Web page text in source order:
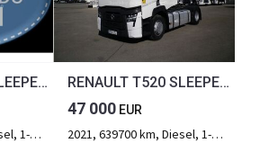
RENAULT T520 SLEEPER CAB EVO
2021, 655400 km, Diesel, 1-Achse
RENAULT T520 SLEEPER CAB EVO
47 000 EUR
2021, 639700 km, Diesel, 1-Achse